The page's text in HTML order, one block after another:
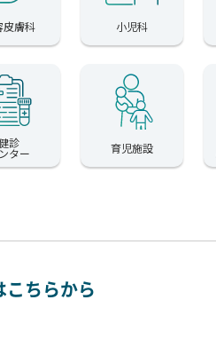
皮膚科 小児科
診
ター 育児施設
こちらから